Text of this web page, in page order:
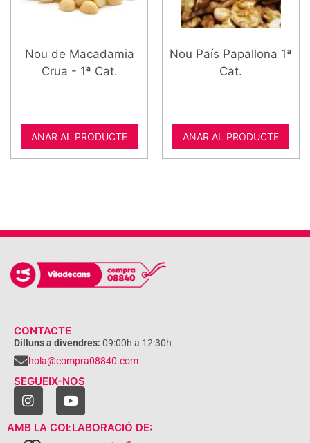
Nou de Macadamia
Crua - 1ª Cat.
ANAR AL PRODUCTE
Nou País Papallona 1ª
Cat.
ANAR AL PRODUCTE
CONTACTE
Dilluns a divendres: 09:00h a 12:30h
hola@compra08840.com
SEGUEIX-NOS
AMB LA COL·LABORACIÓ DE: